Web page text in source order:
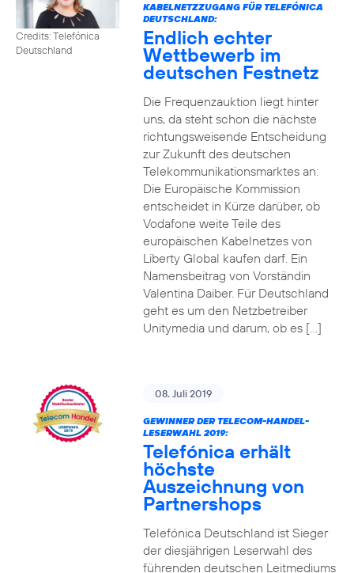
Credits: Telefónica
Deutschland
KABELNETZZUGANG FÜR TELEFÓNICA
DEUTSCHLAND:
Endlich echter
Wettbewerb im
deutschen Festnetz
Die Frequenzauktion liegt hinter
uns, da steht schon die nächste
richtungsweisende Entscheidung
zur Zukunft des deutschen
Telekommunikationsmarktes an:
Die Europäische Kommission
entscheidet in Kürze darüber, ob
Vodafone weite Teile des
europäischen Kabelnetzes von
Liberty Global kaufen darf. Ein
Namensbeitrag von Vorständin
Valentina Daiber. Für Deutschland
geht es um den Netzbetreiber
Unitymedia und darum, ob es […]
08. Juli 2019
GEWINNER DER TELECOM-HANDEL-
LESERWAHL 2019:
Telefónica erhält
höchste
Auszeichnung von
Partnershops
Telefónica Deutschland ist Sieger
der diesjährigen Leserwahl des
führenden deutschen Leitmediums